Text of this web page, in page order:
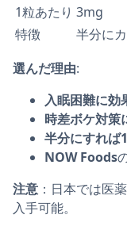
1粒あたり 3mg
特徴
半分に
選んだ理由:
入眠困難に効
時差ボケ対策
半分にすれば
NOW Foods
注意 ：日本では医
入手可能。